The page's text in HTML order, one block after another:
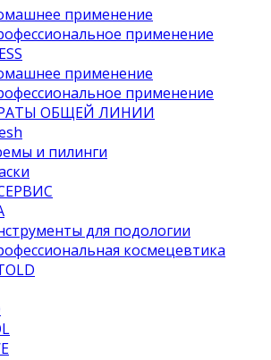
применение
применение
применение
применение
ОБЩЕЙ ЛИНИИ
и пилинги
для подологии
космецевтика